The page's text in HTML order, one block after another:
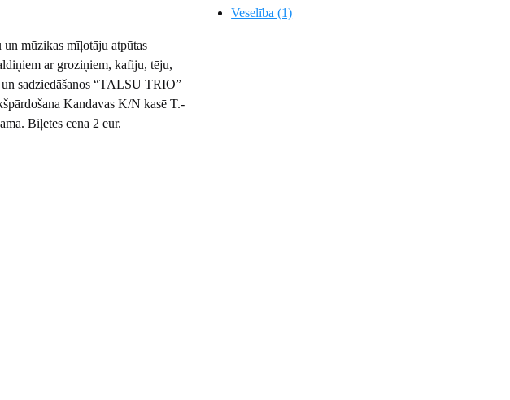
mūzikas mīļotāju atpūtas
ar groziņiem, kafiju, tēju,
sadziedāšanos “TALSU TRIO”
Kandavas K/N kasē T.-
Biļetes cena 2 eur.
Veselība (1)